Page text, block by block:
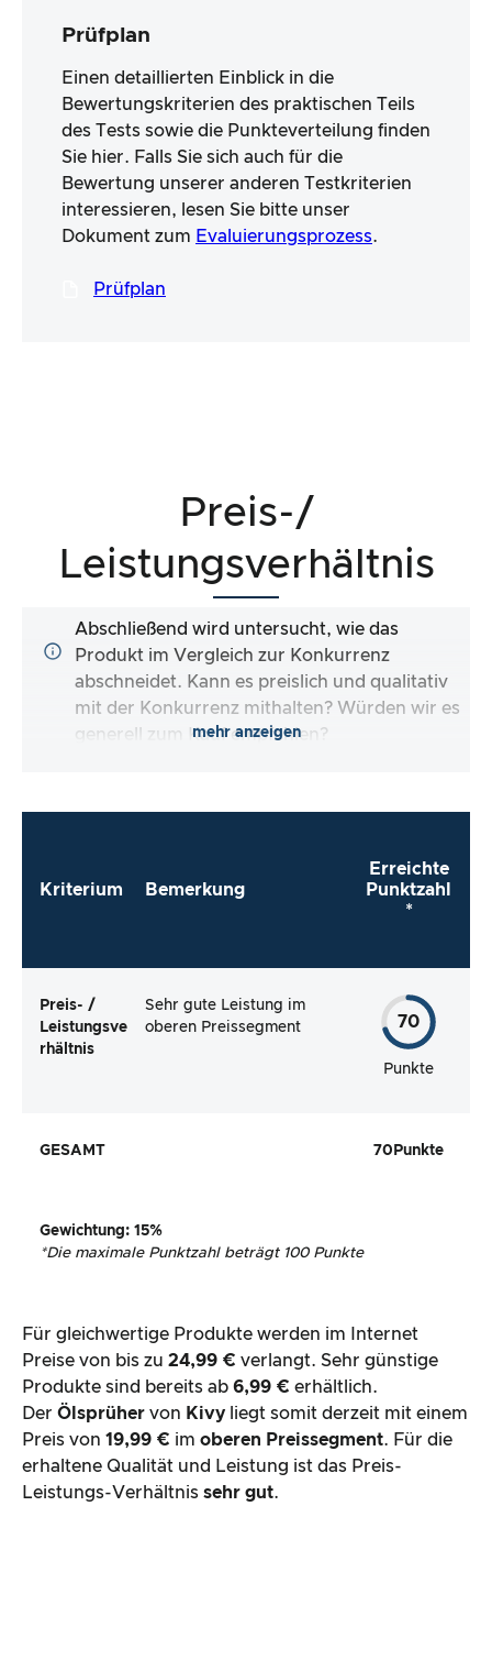
Prüfplan
Einen detaillierten Einblick in die
Bewertungskriterien des praktischen Teils
des Tests sowie die Punkteverteilung finden
Sie hier. Falls Sie sich auch für die
Bewertung unserer anderen Testkriterien
interessieren, lesen Sie bitte unser
Dokument zum Evaluierungsprozess.
Prüfplan
Preis-/
Leistungsverhältnis
Abschließend wird untersucht, wie das
Produkt im Vergleich zur Konkurrenz
abschneidet. Kann es preislich und qualitativ
mit der Konkurrenz mithalten? Würden wir es
generell zum Kauf empfehlen?
mehr anzeigen
Kriterium Bemerkung
Erreichte
Punktzahl
*
Preis- /
Leistungsve
rhältnis
Sehr gute Leistung im
oberen Preissegment
70
Punkte
GESAMT 70 Punkte
Gewichtung: 15%
*Die maximale Punktzahl beträgt 100 Punkte
Für gleichwertige Produkte werden im Internet
Preise von bis zu 24,99 € verlangt. Sehr günstige
Produkte sind bereits ab 6,99 € erhältlich.
Der Ölsprüher von Kivy liegt somit derzeit mit einem
Preis von 19,99 € im oberen Preissegment. Für die
erhaltene Qualität und Leistung ist das Preis-
Leistungs-Verhältnis sehr gut.